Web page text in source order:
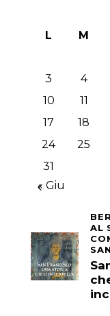
L M
3
4
10
11
17
18
24
25
31
« Giu
AL